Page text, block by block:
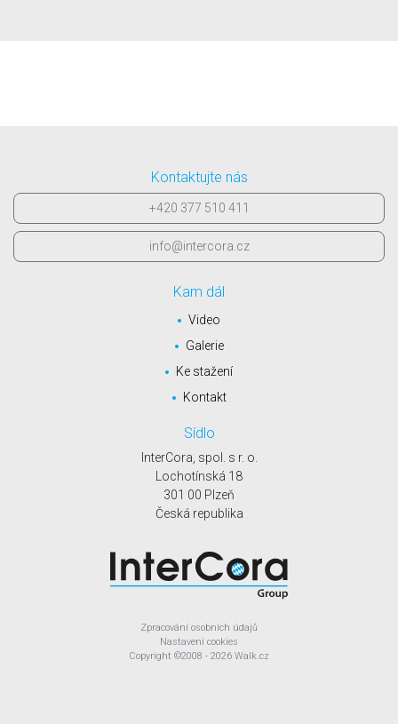
Kontaktujte nás
+420 377 510 411
info@intercora.cz
Kam dál
Video
Galerie
Ke stažení
Kontakt
Sídlo
InterCora, spol. s r. o.
Lochotínská 18
301 00 Plzeň
Česká republika
Zpracování osobních údajů
Nastavení cookies
Copyright ©2008 - 2026 Walk.cz